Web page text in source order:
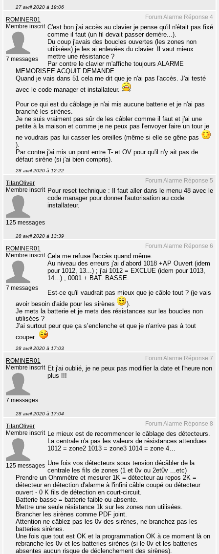
27 avril 2020 à 19:06
Forum Alarme Réponse 4
ROMINER01
Membre inscrit
7 messages
C'est bon j'ai accès au clavier je pense qu'il n'était pas fixé
comme il faut (un fil devait passer derrière...).
Du coup j'avais des boucles ouvertes (les zones non
utilisées) je les ai enlevées du clavier. Il vaut mieux
mettre une résistance ?
Par contre le clavier m'affiche toujours ALARME
MEMORISEE ACQUIT DEMANDE.
Quand je vais dans 51 cela me dit que je n'ai pas l'accès. J'ai testé
avec le code manager et installateur.
Pour ce qui est du câblage je n'ai mis aucune batterie et je n'ai pas
branché les sirènes.
Je ne suis vraiment pas sûr de les câbler comme il faut et j'ai une
petite à la maison et comme je ne peux pas l'envoyer faire un tour je
ne voudrais pas lui casser les oreilles (même si elle se gêne pas
).
Par contre j'ai mis un pont entre T- et OV pour qu'il n'y ait pas de
défaut sirène (si j'ai bien compris).
28 avril 2020 à 12:22
Forum Alarme Réponse 5
TitanOliver
Membre inscrit
125 messages
Pour reset technique : Il faut aller dans le menu 48 avec le
code manager pour donner l'autorisation au code
installateur.
28 avril 2020 à 13:39
Forum Alarme Réponse 6
ROMINER01
Membre inscrit
7 messages
Cela me refuse l'accès quand même.
Au niveau des erreurs j'ai d’abord 1018 +AP Ouvert (idem
pour 1012, 13...) ; j'ai 1012 = EXCLUE (idem pour 1013,
14...) ; 0001 + BAT. BASSE.
Est-ce qu'il vaudrait pas mieux que je câble tout ? (je vais
avoir besoin d'aide pour les sirènes
).
Je mets la batterie et je mets des résistances sur les boucles non
utilisées ?
J'ai surtout peur que ça s’enclenche et que je n'arrive pas à tout
couper.
28 avril 2020 à 17:03
Forum Alarme Réponse 7
ROMINER01
Membre inscrit
7 messages
Et j'ai oublié, je ne peux pas modifier la date et l'heure non
plus !!!
28 avril 2020 à 17:04
Forum Alarme Réponse 8
TitanOliver
Membre inscrit
125 messages
Le mieux est de recommencer le câblage des détecteurs.
La centrale n'a pas les valeurs de résistances attendues
1012 = zone2 1013 = zone3 1014 = zone 4…
Une fois vos détecteurs sous tension décâbler de la
centrale les fils de zones (1 et 0v ou 2et0v ...etc)
Prendre un Ohmmètre et mesurer 1K = détecteur au repos 2K =
détecteur en détection d'alarme à l'infini câble coupé ou détecteur
ouvert - 0 K fils de détection en court-circuit.
Batterie basse = batterie faible ou absente.
Mettre une seule résistance 1k sur les zones non utilisées.
Brancher les sirènes comme PDF joint.
Attention ne câblez pas les 0v des sirènes, ne branchez pas les
batteries sirènes.
Une fois que tout est OK et la programmation OK à ce moment là on
rebranche les 0v et les batteries sirènes (si le 0v et les batteries
absentes aucun risque de déclenchement des sirènes).